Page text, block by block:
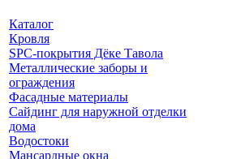
Каталог
Кровля
SPC-покрытия Дёке Тавола
Металлические заборы и
ограждения
Фасадные материалы
Сайдинг для наружной отделки
дома
Водостоки
Мансардные окна